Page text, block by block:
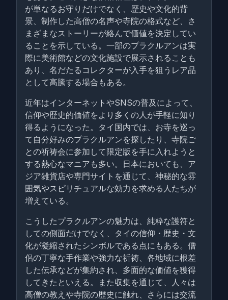
が単なるお守りだけでなく、歴史や文化的背
景、制作した高僧の名声や寺院の格式など、さ
まざまなストーリーが絡んで価値を決定してい
ることを示している。一部のプラクルアンは実
際に美術館などの文化施設で展示されることも
あり、名だたるコレクターが入手を狙うレア品
として高騰する場合もある。
近年はインターネットやSNSの普及によって、
信仰や歴史的価値をより多くの人が手軽に知り
得るようになった。タイ国内では、お寺を巡っ
て自分好みのプラクルアンを探したり、寺院ご
との祈祷会に参加して限定版を手に入れようと
する熱心なマニアも多い。日本においても、ア
ジア雑貨店や専門サイトを通じて、神秘的な雰
囲気やスピリチュアルな効力を求める人たちが
増えている。
こうしたプラクルアンの魅力は、純粋な護符と
しての側面だけでなく、タイの信仰・歴史・文
化が凝縮されたシンボルである点にもある。僧
侶の丁寧な手作業や強力な祈祷、各地域に根差
した伝承などが集約され、多面的な価値を獲得
してきたといえる。また収集を通じて、人々は
高僧の教えや寺院の歴史に触れ、さらには交流